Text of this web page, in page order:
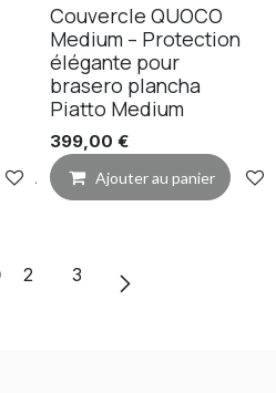
Ajouter à la liste de souhaits
Couvercle QUOCO
Medium – Protection
élégante pour
brasero plancha
Piatto Medium
399,00 €
Ajouter au panier
2 3